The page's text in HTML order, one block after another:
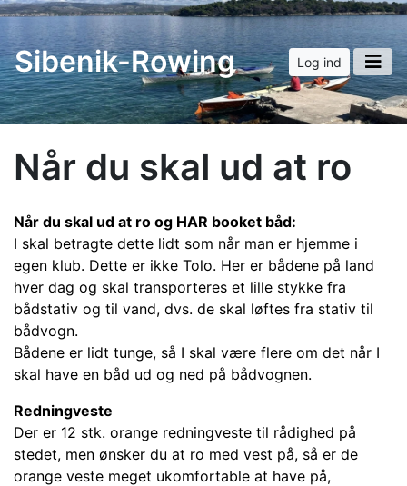
Sibenik-Rowing Log ind
Når du skal ud at ro
Når du skal ud at ro og HAR booket båd:
I skal betragte dette lidt som når man er hjemme i
egen klub. Dette er ikke Tolo. Her er bådene på land
hver dag og skal transporteres et lille stykke fra
bådstativ og til vand, dvs. de skal løftes fra stativ til
bådvogn.
Bådene er lidt tunge, så I skal være flere om det når I
skal have en båd ud og ned på bådvognen.
Redningveste
Der er 12 stk. orange redningveste til rådighed på
stedet, men ønsker du at ro med vest på, så er de
orange veste meget ukomfortable at have på,